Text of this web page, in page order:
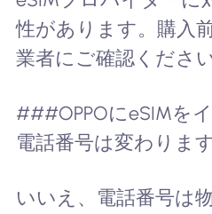
性があります。購入
業者にご確認ください
###OPPOにeSIMを
電話番号は変わりま
いいえ、電話番号は